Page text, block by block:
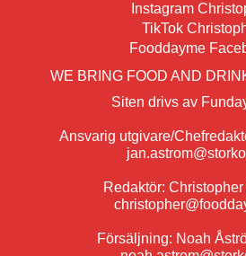
Instagram
TikTok
Fooddayme
WE BRING FOOD AND
Siten drivs av
Ansvarig utgivare/
Redaktör:
Försäljning: Noah